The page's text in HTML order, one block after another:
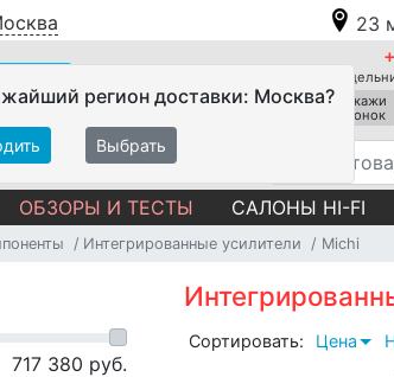
23
регион доставки: Москва?
Выбрать
Закажи
звонок
ОБЗОРЫ И ТЕСТЫ САЛОНЫ HI-FI
Интегрированные усилители Michi
Сортировать: Цена
717 380 руб.